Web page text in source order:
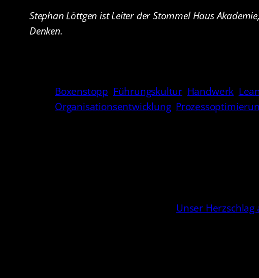
Stephan Löttgen ist Leiter der Stommel Haus
Denken.
Boxenstopp Führungskultur Handwerk
Organisationsentwicklung
Unser